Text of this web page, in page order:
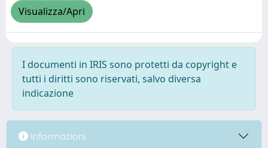
Visualizza/Apri
I documenti in IRIS sono protetti da copyright e
tutti i diritti sono riservati, salvo diversa
indicazione
Informazioni